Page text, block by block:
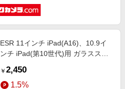
ESR 11インチ iPad(A16)、10.9イ
ンチ iPad(第10世代)用 ガラススク
入) 1E11600102
￥ 2,450
1.5%